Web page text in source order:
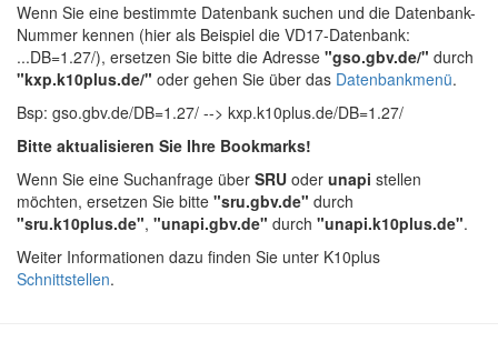
Wenn Sie eine bestimmte Datenbank suchen und die Datenbank-
Nummer kennen (hier als Beispiel die VD17-Datenbank:
...DB=1.27/), ersetzen Sie bitte die Adresse "gso.gbv.de/" durch
"kxp.k10plus.de/" oder gehen Sie über das Datenbankmenü.
Bsp: gso.gbv.de/DB=1.27/ --> kxp.k10plus.de/DB=1.27/
Bitte aktualisieren Sie Ihre Bookmarks!
Wenn Sie eine Suchanfrage über SRU oder unapi stellen
möchten, ersetzen Sie bitte "sru.gbv.de" durch
"sru.k10plus.de", "unapi.gbv.de" durch "unapi.k10plus.de".
Weiter Informationen dazu finden Sie unter K10plus
Schnittstellen.